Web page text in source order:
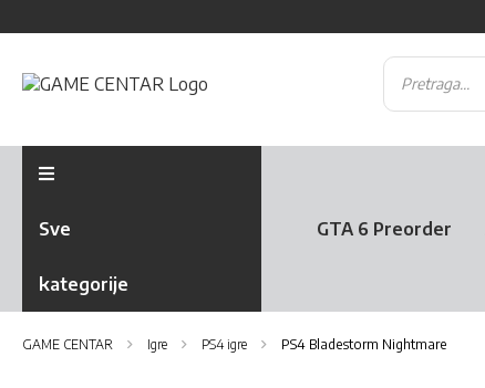
Sve
kategorije
GTA 6 Preorder
GAME CENTAR Igre PS4 igre PS4 Bladestorm Nightmare